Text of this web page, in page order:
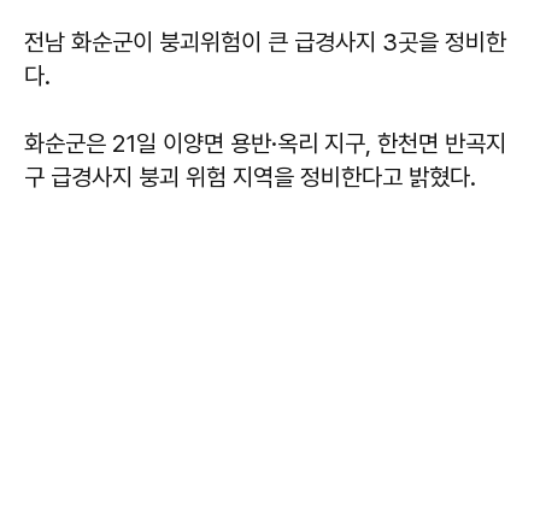
전남 화순군이 붕괴위험이 큰 급경사지 3곳을 정비한
다.
화순군은 21일 이양면 용반·옥리 지구, 한천면 반곡지
구 급경사지 붕괴 위험 지역을 정비한다고 밝혔다.